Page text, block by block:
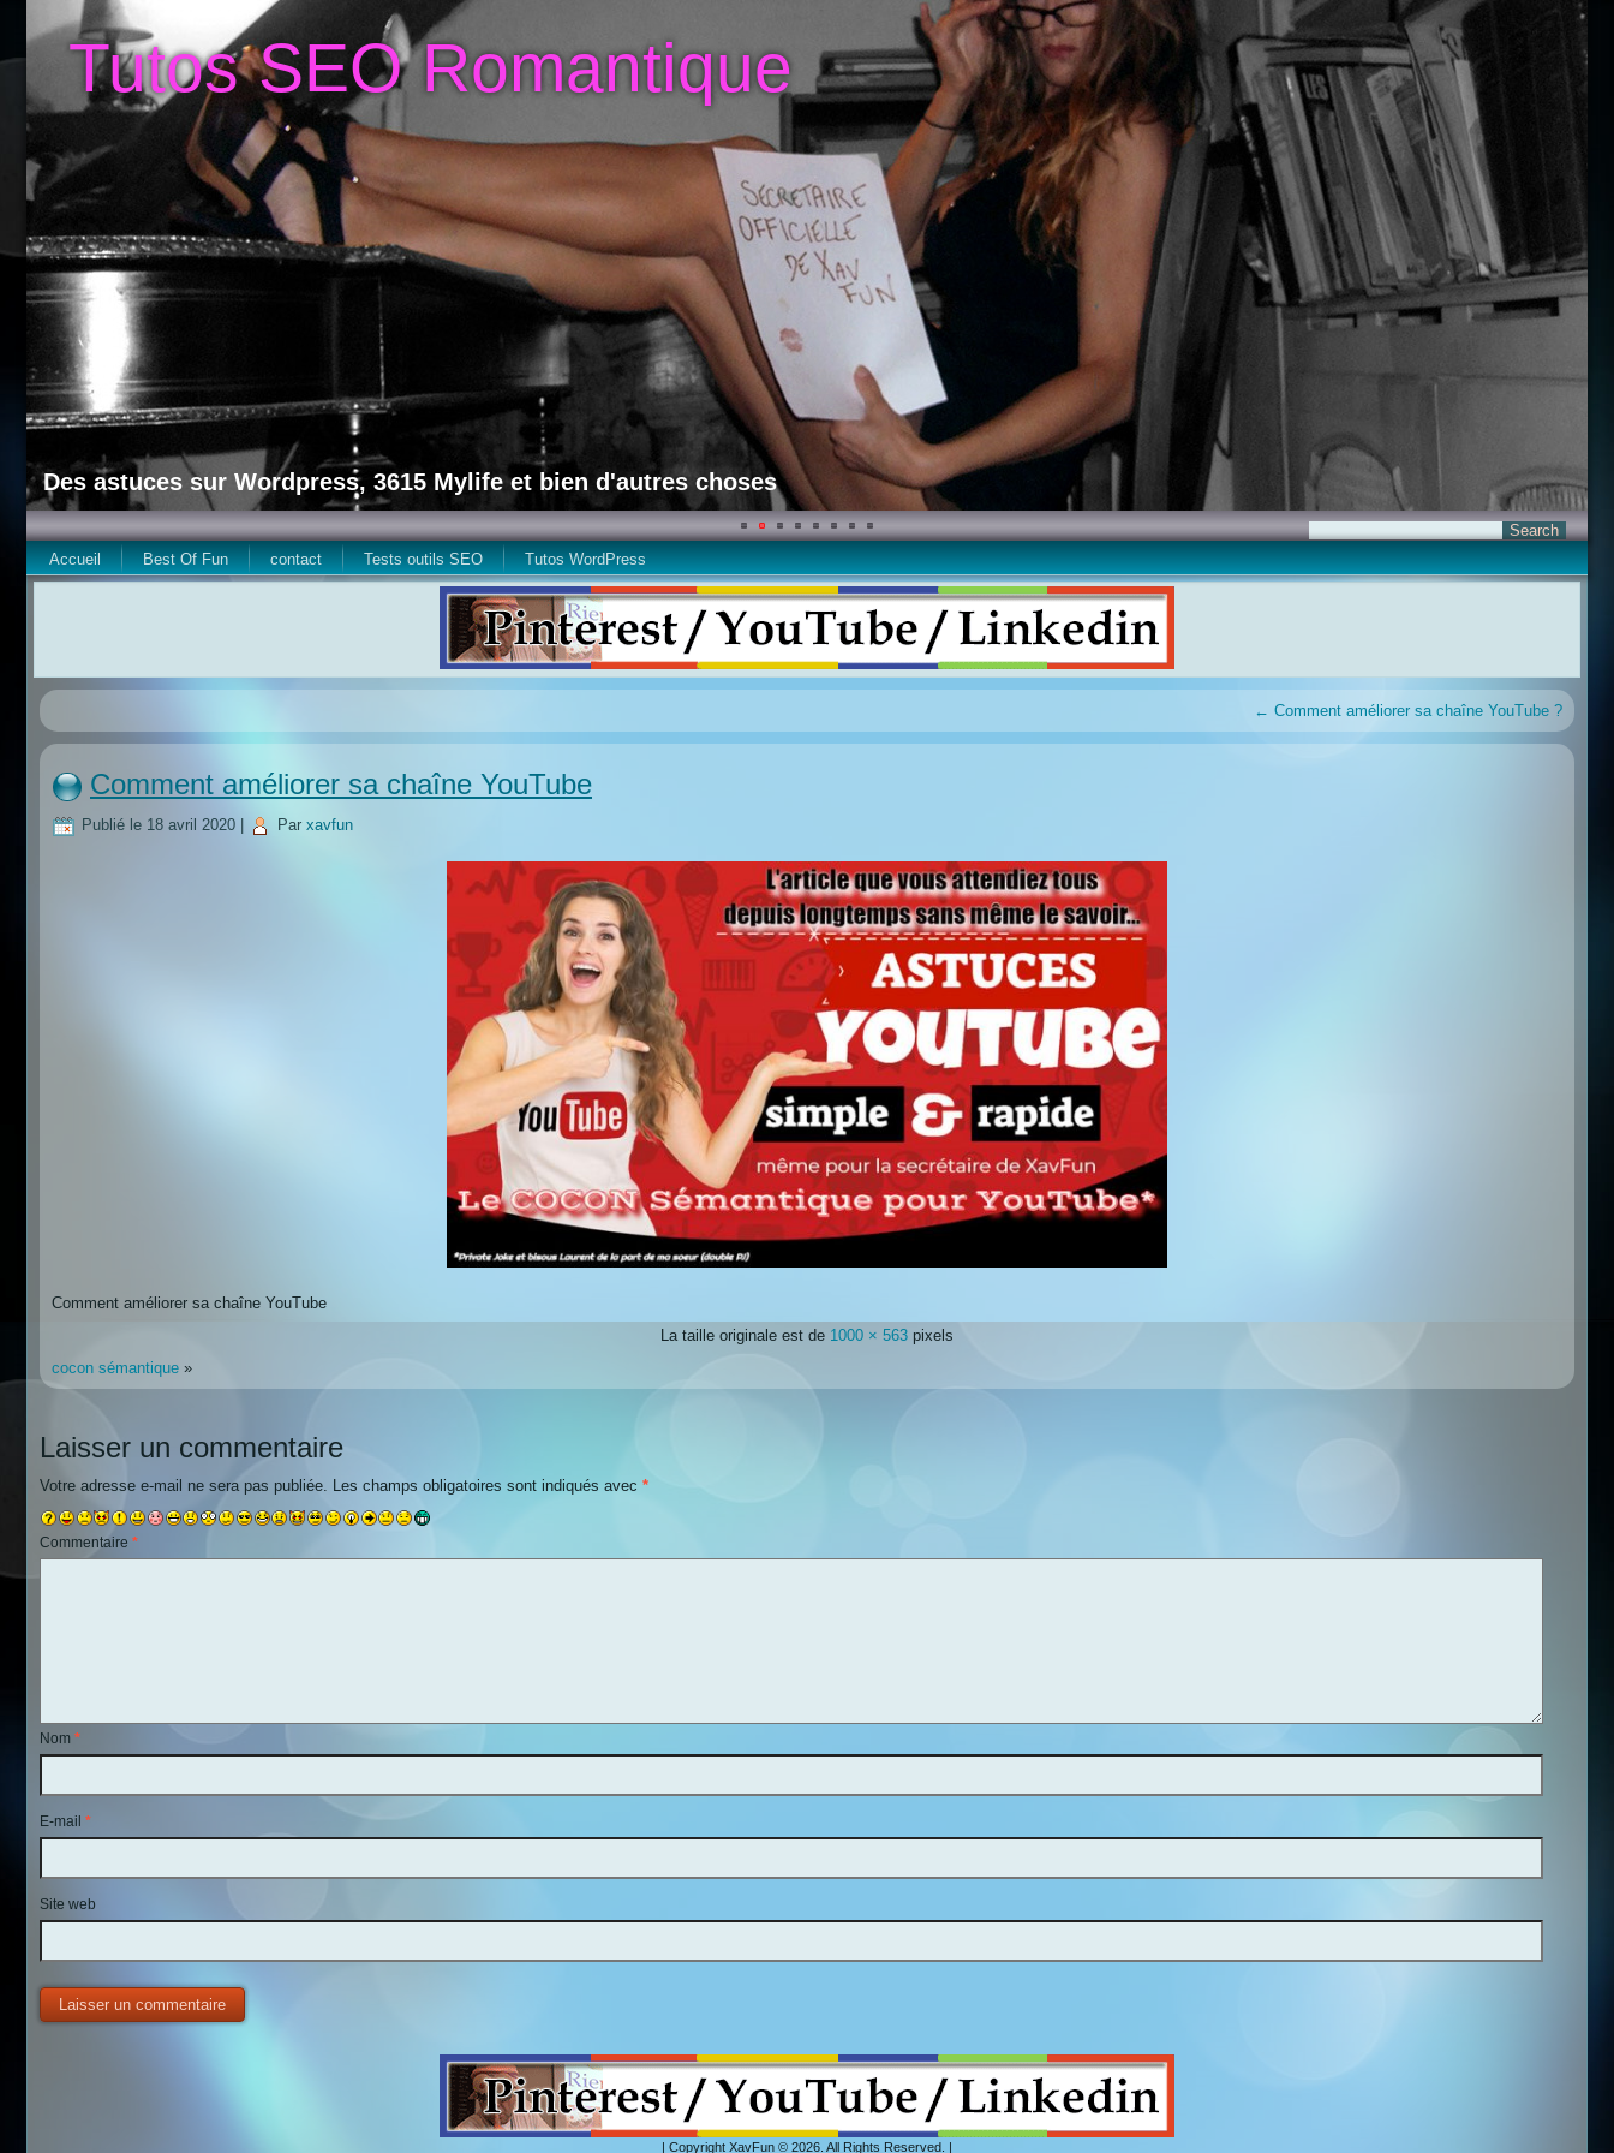
Tutos SEO Romantique
Des astuces sur Wordpress, 3615 Mylife et bien d'autres choses
Accueil Best Of Fun contact Tests outils SEO Tutos WordPress
← Comment améliorer sa chaîne YouTube ?
Comment améliorer sa chaîne YouTube
Publié le 18 avril 2020 Par xavfun
Comment améliorer sa chaîne YouTube
La taille originale est de 1000 × 563 pixels
cocon sémantique »
Laisser un commentaire
Votre adresse e-mail ne sera pas publiée. Les champs obligatoires sont indiqués avec *
Commentaire *
Nom *
E-mail *
Site web
| Copyright XavFun © 2026. All Rights Reserved. |